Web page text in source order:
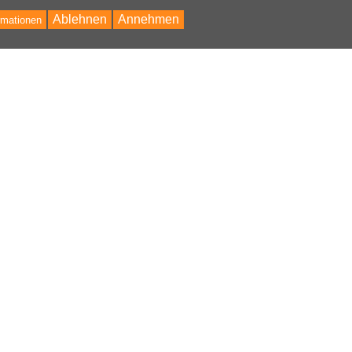
Annehmen
Ablehnen